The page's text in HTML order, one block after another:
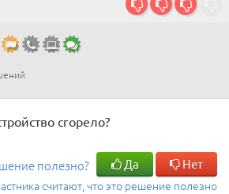
сгорело?
полезно? Да Нет
считают, что это решение полезно